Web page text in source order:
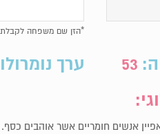
*הזן שם משפחה לקבלת
53 ערך
מאפיין אנשים חומריים אשר